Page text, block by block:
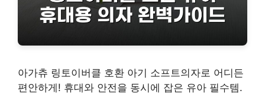
아가츄 링토이버클 호환 아기 소프트의자로 어디든
편안하게! 휴대와 안전을 동시에 잡은 유아 필수템.